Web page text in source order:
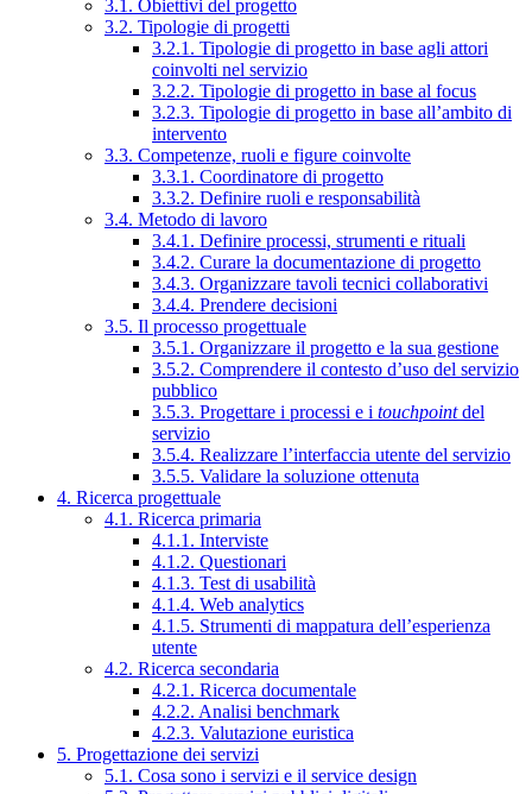
3.1. Obiettivi del progetto
3.2. Tipologie di progetti
3.2.1. Tipologie di progetto in base agli attori
coinvolti nel servizio
3.2.2. Tipologie di progetto in base al focus
3.2.3. Tipologie di progetto in base all’ambito di
intervento
3.3. Competenze, ruoli e figure coinvolte
3.3.1. Coordinatore di progetto
3.3.2. Definire ruoli e responsabilità
3.4. Metodo di lavoro
3.4.1. Definire processi, strumenti e rituali
3.4.2. Curare la documentazione di progetto
3.4.3. Organizzare tavoli tecnici collaborativi
3.4.4. Prendere decisioni
3.5. Il processo progettuale
3.5.1. Organizzare il progetto e la sua gestione
3.5.2. Comprendere il contesto d’uso del servizio
pubblico
3.5.3. Progettare i processi e i touchpointdel
servizio
3.5.4. Realizzare l’interfaccia utente del servizio
3.5.5. Validare la soluzione ottenuta
4. Ricerca progettuale
4.1. Ricerca primaria
4.1.1. Interviste
4.1.2. Questionari
4.1.3. Test di usabilità
4.1.4. Web analytics
4.1.5. Strumenti di mappatura dell’esperienza
utente
4.2. Ricerca secondaria
4.2.1. Ricerca documentale
4.2.2. Analisi benchmark
4.2.3. Valutazione euristica
5. Progettazione dei servizi
5.1. Cosa sono i servizi e il service design